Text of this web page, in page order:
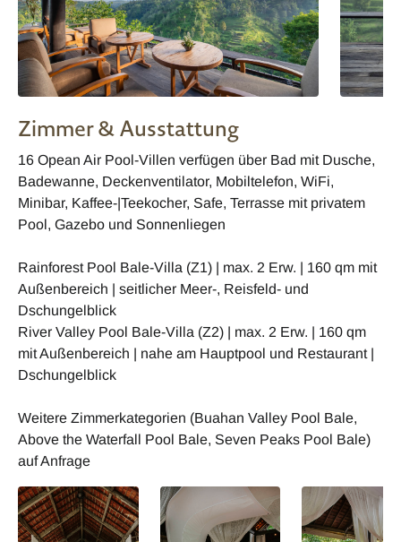
Zimmer & Ausstattung
16 Opean Air Pool-Villen verfügen über Bad mit Dusche,
Badewanne, Deckenventilator, Mobiltelefon, WiFi,
Minibar, Kaffee-|Teekocher, Safe, Terrasse mit privatem
Pool, Gazebo und Sonnenliegen
Rainforest Pool Bale-Villa (Z1) | max. 2 Erw. | 160 qm mit
Außenbereich | seitlicher Meer-, Reisfeld- und
Dschungelblick
River Valley Pool Bale-Villa (Z2) | max. 2 Erw. | 160 qm
mit Außenbereich | nahe am Hauptpool und Restaurant |
Dschungelblick
Weitere Zimmerkategorien (Buahan Valley Pool Bale,
Above the Waterfall Pool Bale, Seven Peaks Pool Bale)
auf Anfrage